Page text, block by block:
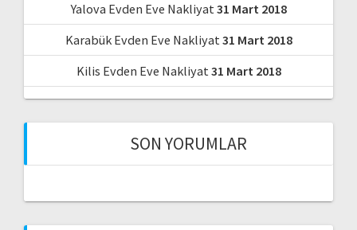
Yalova Evden Eve Nakliyat31 Mart 2018
Karabük Evden Eve Nakliyat31 Mart 2018
Kilis Evden Eve Nakliyat31 Mart 2018
SON YORUMLAR